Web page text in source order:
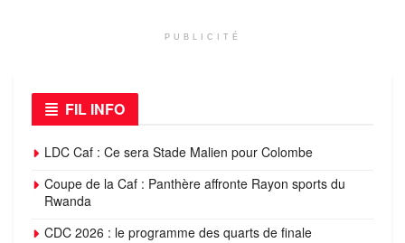
PUBLICITÉ
FIL INFO
LDC Caf : Ce sera Stade Malien pour Colombe
Coupe de la Caf : Panthère affronte Rayon sports du
Rwanda
CDC 2026 : le programme des quarts de finale